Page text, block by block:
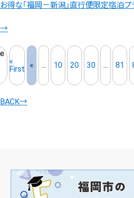
お得な「福岡－新潟」直行便限定宿泊プ
→
«
First
« ... 10 20 30 ... 81
BACK→